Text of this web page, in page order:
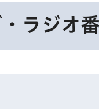
ラジオ